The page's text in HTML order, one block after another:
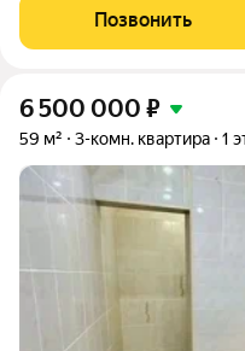
изолированы, что
спальню, детскую, кабинет
Позвонить
6 500 000 ₽
59 м² 3-комн. квартира 1